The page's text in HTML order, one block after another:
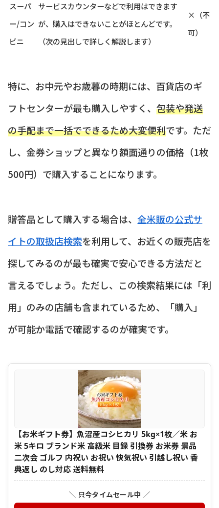
スーパ
ー/コン
ビニ
サービスカウンターなどで利用はできます
が、購入はできないことがほとんどです。
（次の見出しで詳しく解説します）
×（不
可）
特に、お中元やお歳暮の時期には、百貨店のギ
フトセンターが最も購入しやすく、 包装や発送
の手配まで一括でできるため大変便利です。ただ
し、金券ショップと異なり額面通りの価格（1枚
500円）で購入することになります。
贈答品として購入する場合は、 全米販の公式サ
イトの取扱店検索を利用して、お近くの販売店を
探してみるのが最も確実で安心できる方法だと
言えるでしょう。ただし、この検索結果には「利
用」のみの店舗も含まれているため、「購入」
が可能か電話で確認するのが確実です。
【お米ギフト券】魚沼産コシヒカリ 5kg×1枚／米 お
米 5キロ ブランド米 高級米 目録 引換券 お米券 景品
二次会 ゴルフ 内祝い お祝い 快気祝い 引越し祝い 香
典返し のし対応 送料無料
＼ 只今タイムセール中 ／